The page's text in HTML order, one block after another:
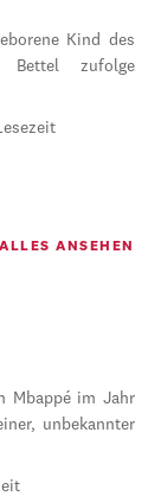
Kind des
Bettel zufolge
ALLES ANSEHEN
Mbappé im Jahr
unbekannter